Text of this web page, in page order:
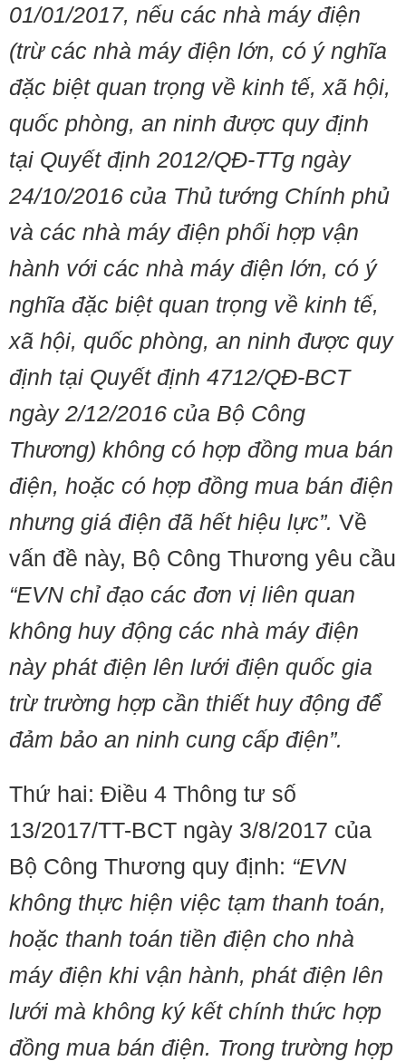
01/01/2017, nếu các nhà máy điện
(trừ các nhà máy điện lớn, có ý nghĩa
đặc biệt quan trọng về kinh tế, xã hội,
quốc phòng, an ninh được quy định
tại Quyết định 2012/QĐ-TTg ngày
24/10/2016 của Thủ tướng Chính phủ
và các nhà máy điện phối hợp vận
hành với các nhà máy điện lớn, có ý
nghĩa đặc biệt quan trọng về kinh tế,
xã hội, quốc phòng, an ninh được quy
định tại Quyết định 4712/QĐ-BCT
ngày 2/12/2016 của Bộ Công
Thương) không có hợp đồng mua bán
điện, hoặc có hợp đồng mua bán điện
nhưng giá điện đã hết hiệu lực”. Về
vấn đề này, Bộ Công Thương yêu cầu
“EVN chỉ đạo các đơn vị liên quan
không huy động các nhà máy điện
này phát điện lên lưới điện quốc gia
trừ trường hợp cần thiết huy động để
đảm bảo an ninh cung cấp điện”.
Thứ hai: Điều 4 Thông tư số
13/2017/TT-BCT ngày 3/8/2017 của
Bộ Công Thương quy định: “EVN
không thực hiện việc tạm thanh toán,
hoặc thanh toán tiền điện cho nhà
máy điện khi vận hành, phát điện lên
lưới mà không ký kết chính thức hợp
đồng mua bán điện. Trong trường hợp